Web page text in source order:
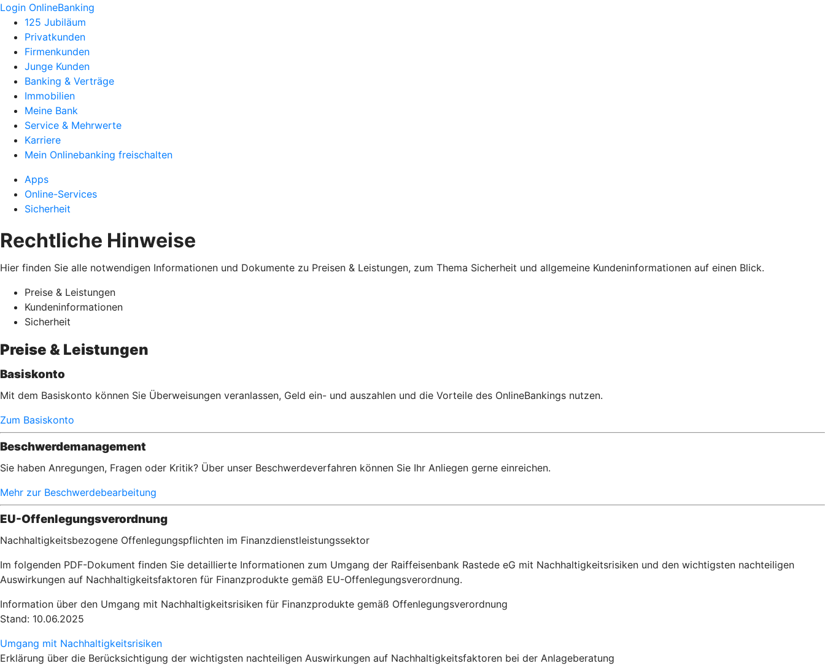
Login OnlineBanking
125 Jubiläum
Privatkunden
Firmenkunden
Junge Kunden
Banking & Verträge
Immobilien
Meine Bank
Service & Mehrwerte
Karriere
Mein Onlinebanking freischalten
Apps
Online-Services
Sicherheit
Rechtliche Hinweise
Hier finden Sie alle notwendigen Informationen und Dokumente zu Preisen & Leistungen, zum Thema Sicherheit und allgemeine Kundeninformationen auf einen Blick.
Preise & Leistungen
Kundeninformationen
Sicherheit
Preise & Leistungen
Basiskonto
Mit dem Basiskonto können Sie Überweisungen veranlassen, Geld ein- und auszahlen und die Vorteile des OnlineBankings nutzen.
Zum Basiskonto
Beschwerdemanagement
Sie haben Anregungen, Fragen oder Kritik? Über unser Beschwerdeverfahren können Sie Ihr Anliegen gerne einreichen.
Mehr zur Beschwerdebearbeitung
EU-Offenlegungsverordnung
Nachhaltigkeitsbezogene Offenlegungspflichten im Finanzdienstleistungssektor
Im folgenden PDF-Dokument finden Sie detaillierte Informationen zum Umgang der Raiffeisenbank Rastede eG mit Nachhaltigkeitsrisiken und den wichtigsten nachteiligen
Auswirkungen auf Nachhaltigkeitsfaktoren für Finanzprodukte gemäß EU-Offenlegungsverordnung.
Information über den Umgang mit Nachhaltigkeitsrisiken für Finanzprodukte gemäß Offenlegungsverordnung
Stand: 10.06.2025
Umgang mit Nachhaltigkeitsrisiken
Erklärung über die Berücksichtigung der wichtigsten nachteiligen Auswirkungen auf Nachhaltigkeitsfaktoren bei der Anlageberatung